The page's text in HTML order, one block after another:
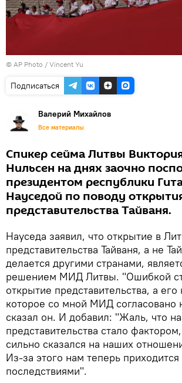
© AP Photo / Vincent Yu
Подписаться
Валерий Михайлов
Все материалы
Спикер сейма Литвы
Нильсен на днях заочно
президентом республики
Науседой по поводу
представительства Тайваня.
Науседа заявил, что открытие в
представительства Тайваня, а не
делается другими странами,
решением МИД Литвы. "Ошибкой
открытие представительства, а его
которое со мной МИД
сказал он. И добавил: "Жаль, что
представительства стало
сильно сказался на наших
Из-за этого нам теперь приходится
последствиями".